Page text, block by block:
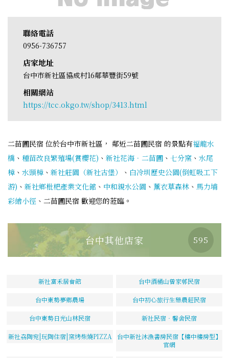
聯絡電話
0956-736757
店家地址
台中市新社區協成村16鄰華豐街59號
相關網站
https://tcc.okgo.tw/shop/3413.html
二苗圃民宿 位於台中市新社區， 鄰近二苗圃民宿 的景點有福龍水
橋 、 種苗改良繁殖場(賞櫻花) 、 新社花海．二苗圃 、 七分窯 、 水尾
樟 、 水頭樟 、 新社莊園（新社古堡） 、 白冷圳歷史公園(倒虹吸工下
游) 、 新社鄉枇杷產業文化館 、 中和親水公園 、 薰衣草森林 、 馬力埔
彩繪小徑 、二苗圃民宿 歡迎您的蒞臨。
台中其他店家 595
新社富禾居會館 台中酒桶山曾家邨民宿
台中東勢夢鄉農場 台中初心旅行生態農莊民宿
台中東勢日光山林民宿 新社民宿‧馨舍民宿
新社劦陶宛|玩陶住宿|窯烤柴燒PIZZA
台中新社沐漁書房民宿【樓中樓房型】
官網